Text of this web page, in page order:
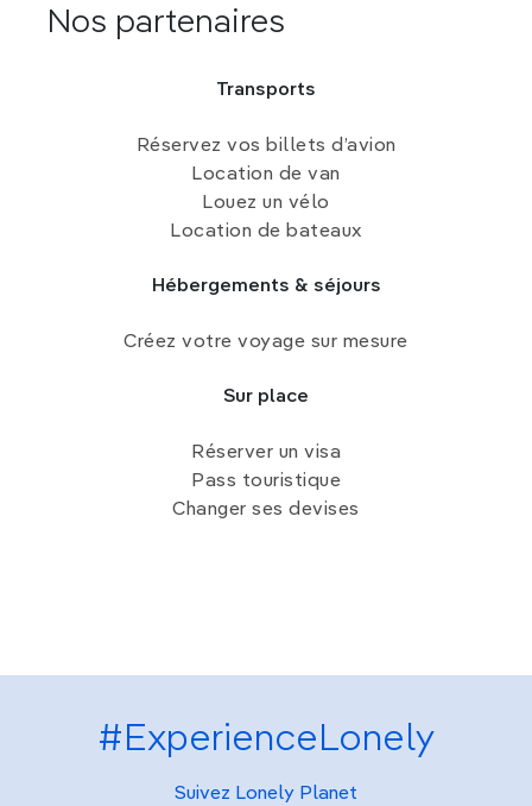
Nos partenaires
Transports
Réservez vos billets d’avion
Location de van
Louez un vélo
Location de bateaux
Hébergements & séjours
Créez votre voyage sur mesure
Sur place
Réserver un visa
Pass touristique
Changer ses devises
#ExperienceLonely
Suivez Lonely Planet